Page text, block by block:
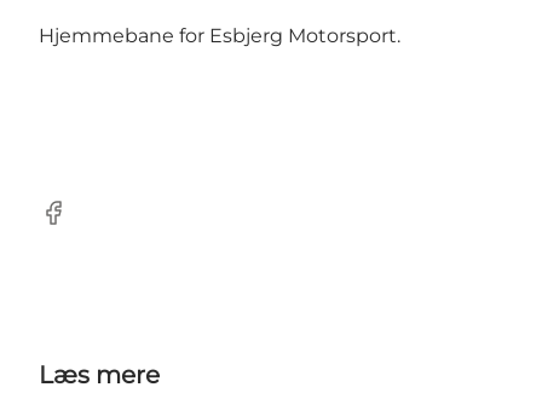
Hjemmebane for Esbjerg Motorsport.
Facebook
Læs mere